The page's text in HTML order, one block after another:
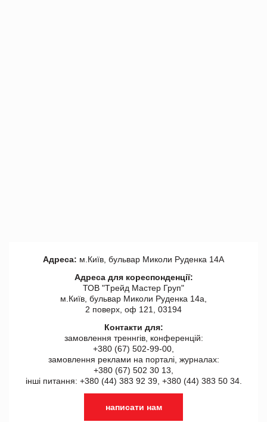
Адреса: м.Київ, бульвар Миколи Руденка 14А
Адреса для кореспонденції:
ТОВ "Tрейд Мастер Груп"
м.Київ, бульвар Миколи Руденка 14а,
2 поверх, оф 121, 03194
Контакти для:
замовлення треннгів, конференцій:
+380 (67) 502-99-00,
замовлення реклами на порталі, журналах:
+380 (67) 502 30 13,
інші питання: +380 (44) 383 92 39, +380 (44) 383 50 34.
написати нам